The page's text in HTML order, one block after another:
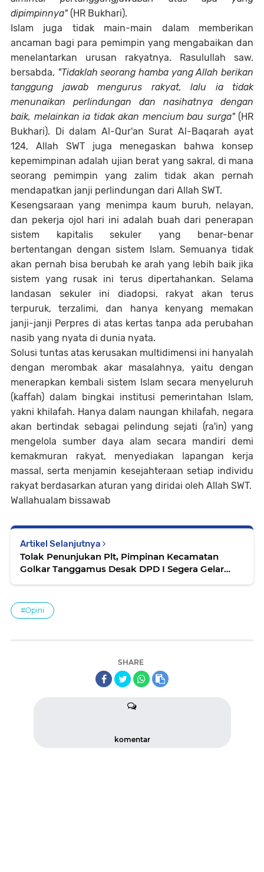
dipimpinnya"(HR Bukhari).
Islam juga tidak main-main dalam memberikan
ancaman bagi para pemimpin yang mengabaikan dan
menelantarkan urusan rakyatnya. Rasulullah saw.
bersabda, "Tidaklah seorang hamba yang Allah berikan
tanggung jawab mengurus rakyat, lalu ia tidak
menunaikan perlindungan dan nasihatnya dengan
baik, melainkan ia tidak akan mencium bau surga"(HR
Bukhari). Di dalam Al-Qur'an Surat Al-Baqarah ayat
124, Allah SWT juga menegaskan bahwa konsep
kepemimpinan adalah ujian berat yang sakral, di mana
seorang pemimpin yang zalim tidak akan pernah
mendapatkan janji perlindungan dari Allah SWT.
Kesengsaraan yang menimpa kaum buruh, nelayan,
dan pekerja ojol hari ini adalah buah dari penerapan
sistem kapitalis sekuler yang benar-benar
bertentangan dengan sistem Islam. Semuanya tidak
akan pernah bisa berubah ke arah yang lebih baik jika
sistem yang rusak ini terus dipertahankan. Selama
landasan sekuler ini diadopsi, rakyat akan terus
terpuruk, terzalimi, dan hanya kenyang memakan
janji-janji Perpres di atas kertas tanpa ada perubahan
nasib yang nyata di dunia nyata.
Solusi tuntas atas kerusakan multidimensi ini hanyalah
dengan merombak akar masalahnya, yaitu dengan
menerapkan kembali sistem Islam secara menyeluruh
(kaffah) dalam bingkai institusi pemerintahan Islam,
yakni khilafah. Hanya dalam naungan khilafah, negara
akan bertindak sebagai pelindung sejati (ra'in) yang
mengelola sumber daya alam secara mandiri demi
kemakmuran rakyat, menyediakan lapangan kerja
massal, serta menjamin kesejahteraan setiap individu
rakyat berdasarkan aturan yang diridai oleh Allah SWT.
Wallahualam bissawab
Artikel Selanjutnya
Tolak Penunjukan Plt, Pimpinan Kecamatan
Golkar Tanggamus Desak DPD I Segera Gelar
#Opini
SHARE
komentar